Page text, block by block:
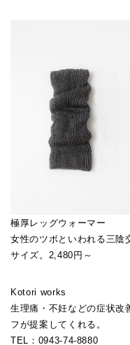
極厚レッグウォーマー
女性のツボといわれる三陰
サイズ。2,480円～
Kotori works
生理痛・不妊などの症状改
フが提案してくれる。
TEL：0943-74-8880